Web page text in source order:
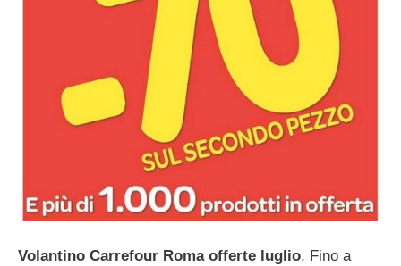
Volantino Carrefour Roma offerte luglio. Fino a